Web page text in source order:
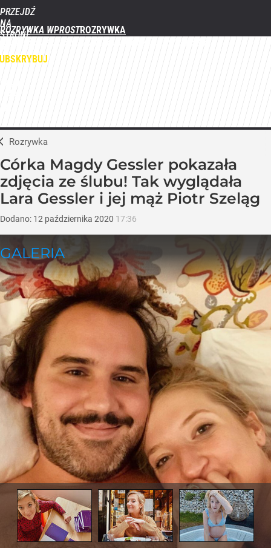
PRZEJDŹ
NA
STRONĘ
WPROST.PL
ROZRYWKA WPROST
Rozrywka
Córka Magdy Gessler pokazała
zdjęcia ze ślubu! Tak wyglądała
Lara Gessler i jej mąż Piotr Szeląg
Dodano: 12 października 2020 17:36